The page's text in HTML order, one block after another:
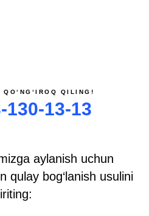
QILING!
130-13-13
aylanish uchun
qulay bog‘lanish usulini